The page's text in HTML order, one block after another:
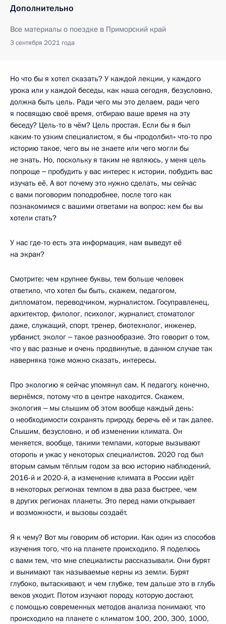
Дополнительно
Все материалы о поездке в Приморский край
3 сентября 2021 года
Но что бы я хотел сказать? У каждой лекции, у каждого
урока или у каждой беседы, как наша сегодня, безусловно,
должна быть цель. Ради чего мы это делаем, ради чего
я посвящаю своё время, отбираю ваше время на эту
беседу? Цель-то в чём? Цель простая. Если бы я был
каким-то узким специалистом, я бы «продолбил» что-то про
историю такое, чего вы не знаете или чего могли бы
не знать. Но, поскольку я таким не являюсь, у меня цель
попроще ‒ пробудить у вас интерес к истории, побудить вас
изучать её. А вот почему это нужно сделать, мы сейчас
с вами поговорим поподробнее, после того как
познакомимся с вашими ответами на вопрос: кем бы вы
хотели стать?
У нас где-то есть эта информация, нам выведут её
на экран?
Смотрите: чем крупнее буквы, тем больше человек
ответило, что хотел бы быть, скажем, педагогом,
дипломатом, переводчиком, журналистом. Госуправленец,
архитектор, филолог, психолог, журналист, стоматолог
даже, служащий, спорт, тренер, биотехнолог, инженер,
урбанист, эколог ‒ такое разнообразие. Это говорит о том,
что у вас разные и очень продвинутые, в данном случае так
наверняка тоже можно сказать, интересы.
Про экологию я сейчас упомянул сам. К педагогу, конечно,
вернёмся, потому что в центре находится. Скажем,
экология ‒ мы слышим об этом вообще каждый день:
о необходимости сохранять природу, беречь её и так далее.
Слышим, безусловно, и об изменении климата. Он
меняется, вообще, такими темпами, которые вызывают
оторопь и ужас у некоторых специалистов. 2020 год был
вторым самым тёплым годом за всю историю наблюдений,
2016-й и 2020-й, а изменение климата в России идёт
в некоторых регионах темпом в два раза быстрее, чем
в других регионах планеты. Это перед нами открывает
и возможности, и вызовы создаёт.
Я к чему? Вот мы говорим об истории. Как один из способов
изучения того, что на планете происходило. Я поделюсь
с вами тем, что мне специалисты рассказывали. Они бурят
и вынимают так называемые керны из земли. Бурят
глубоко, вытаскивают, и чем глубже, тем дальше это в глубь
веков уходит. Потом изучают породу, которую достают,
с помощью современных методов анализа понимают, что
происходило на планете с климатом 100, 200, 300, 1000,